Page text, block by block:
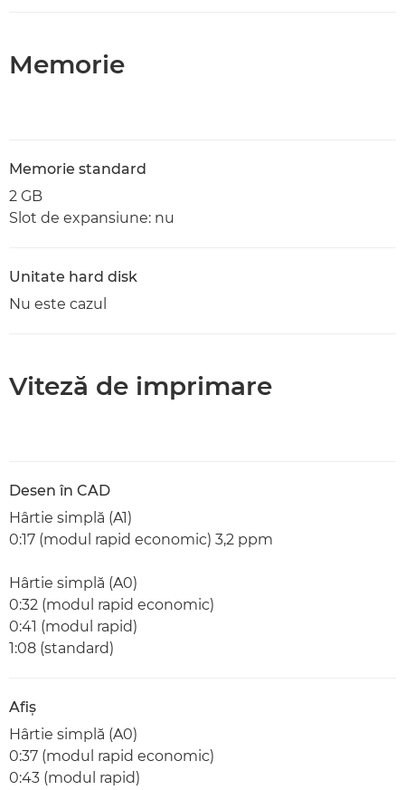
Memorie
Memorie standard
2 GB
Slot de expansiune: nu
Unitate hard disk
Nu este cazul
Viteză de imprimare
Desen în CAD
Hârtie simplă (A1)
0:17 (modul rapid economic) 3,2 ppm
Hârtie simplă (A0)
0:32 (modul rapid economic)
0:41 (modul rapid)
1:08 (standard)
Afiş
Hârtie simplă (A0)
0:37 (modul rapid economic)
0:43 (modul rapid)